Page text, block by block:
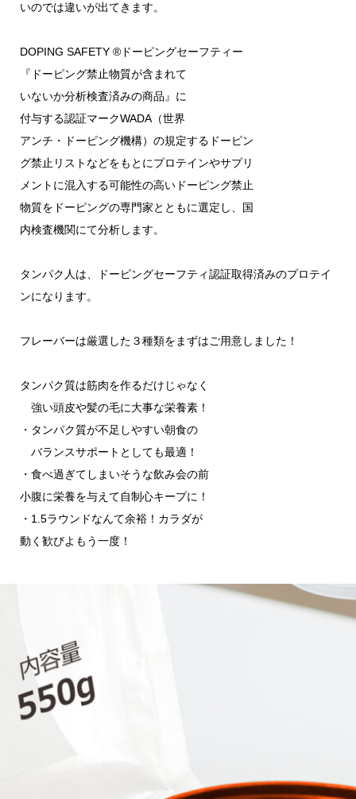
いのでは違いが出てきます。
DOPING SAFETY ®ドーピングセーフティー
『ドーピング禁止物質が含まれて
いないか分析検査済みの商品』に
付与する認証マークWADA（世界
アンチ・ドーピング機構）の規定するドーピン
グ禁止リストなどをもとにプロテインやサプリ
メントに混入する可能性の高いドーピング禁止
物質をドーピングの専門家とともに選定し、国
内検査機関にて分析します。
タンパク人は、ドーピングセーフティ認証取得済みのプロテイ
ンになります。
フレーバーは厳選した３種類をまずはご用意しました！
タンパク質は筋肉を作るだけじゃなく
強い頭皮や髪の毛に大事な栄養素！
・タンパク質が不足しやすい朝食の
バランスサポートとしても最適！
・食べ過ぎてしまいそうな飲み会の前
小腹に栄養を与えて自制心キープに！
・1.5ラウンドなんて余裕！カラダが
動く歓びよもう一度！